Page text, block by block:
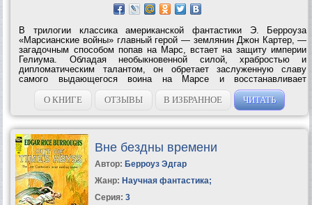
В трилогии классика американской фантастики Э. Берроуза
«Марсианские войны» главный герой — землянин Джон Картер, —
загадочным способом попав на Марс, встает на защиту империи
Гелиума. Обладая необыкновенной силой, храбростью и
дипломатическим талантом, он обретает заслуженную славу
самого выдающегося воина на Марсе и восстанавливает
справедливость в государстве, которое стало его второй...
О КНИГЕ
ОТЗЫВЫ В ИЗБРАННОЕ ЧИТАТЬ
Вне бездны времени
Автор: Берроуз Эдгар
Жанр: Научная фантастика;
Серия: 3